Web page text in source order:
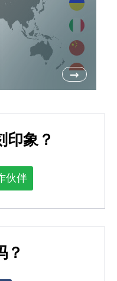
→
印象？
伙伴
？